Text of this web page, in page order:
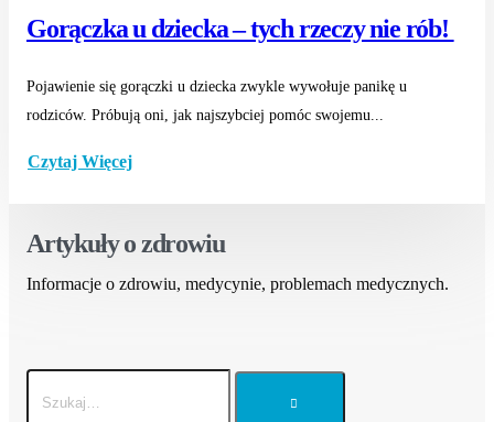
Gorączka u dziecka – tych rzeczy nie rób!
Pojawienie się gorączki u dziecka zwykle wywołuje panikę u
rodziców. Próbują oni, jak najszybciej pomóc swojemu...
Czytaj Więcej
Artykuły o zdrowiu
Informacje o zdrowiu, medycynie, problemach medycznych.